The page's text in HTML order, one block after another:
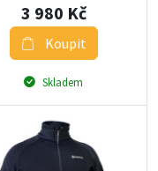
3 980 Kč
Koupit
Skladem